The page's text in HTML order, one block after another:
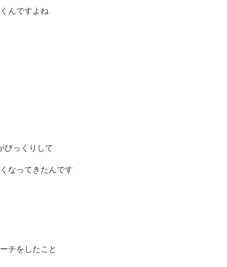
んですよね
びっくりして
なってきた んです
チをしたこ と